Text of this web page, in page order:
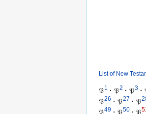
List of New
𝔓1 · 𝔓2 · 𝔓3 ·
𝔓26 · 𝔓27 · 𝔓
𝔓49 · 𝔓50 · 𝔓